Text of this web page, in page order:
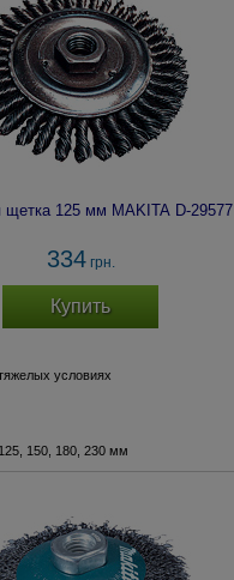
щетка 125 мм MAKITA D-29577
334грн.
Купить
условиях
150, 180, 230 мм